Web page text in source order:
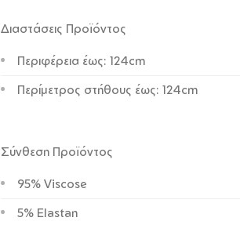
Διαστάσεις Προϊόντος
Περιφέρεια έως: 124cm
Περίμετρος στήθους έως: 124cm
Σύνθεση Προϊόντος
95% Viscose
5% Elastan